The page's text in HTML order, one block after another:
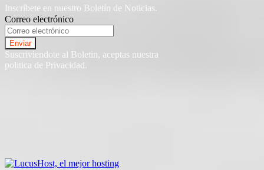
Inscríbete en nuestro Boletín de Noticias.
Correo electrónico
Suscriviendote al Boletin, aceptas nuestra
politica de Privacidad.